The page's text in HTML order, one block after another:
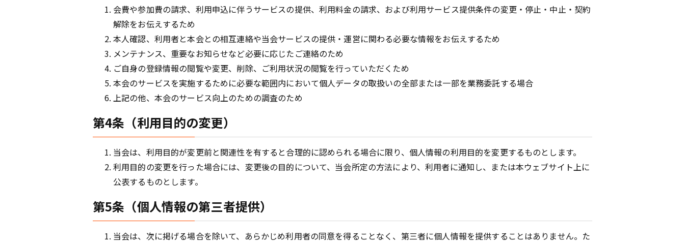
会費や参加費の請求、利用申込に伴うサービスの提供、利用料金の請求、および利用サービス提供条件の変更・停止・中止・契約
解除をお伝えするため
本人確認、利用者と本会との相互連絡や当会サービスの提供・運営に関わる必要な情報をお伝えするため
メンテナンス、重要なお知らせなど必要に応じたご連絡のため
ご自身の登録情報の閲覧や変更、削除、ご利用状況の閲覧を行っていただくため
本会のサービスを実施するために必要な範囲内において個人データの取扱いの全部または一部を業務委託する場合
上記の他、本会のサービス向上のための調査のため
第4条（利用目的の変更）
当会は、利用目的が変更前と関連性を有すると合理的に認められる場合に限り、個人情報の利用目的を変更するものとします。
利用目的の変更を行った場合には、変更後の目的について、当会所定の方法により、利用者に通知し、または本ウェブサイト上に
公表するものとします。
第5条（個人情報の第三者提供）
当会は、次に掲げる場合を除いて、あらかじめ利用者の同意を得ることなく、第三者に個人情報を提供することはありません。た